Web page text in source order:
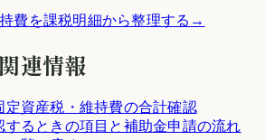
費を課税明細から整理する →
連情報
定資産税・維持費の合計確認
するときの項目と補助金申請の流れ